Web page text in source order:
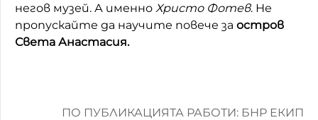
негов музей. А именно Христо Фотев. Не
пропускайте да научите повече за остров
Света Анастасия.
ПО ПУБЛИКАЦИЯТА РАБОТИ: БНР ЕКИП